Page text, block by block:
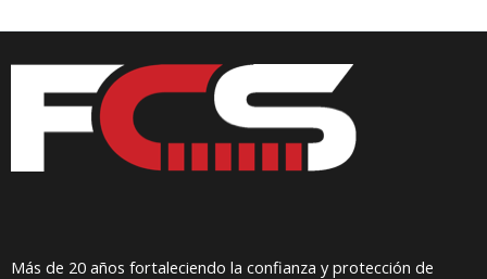
Más de 20 años fortaleciendo la confianza y protección de